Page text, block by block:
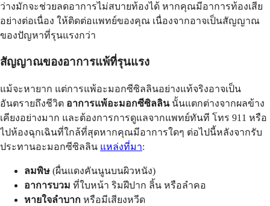
ว่างมักจะช่วยลดอาการไม่สบายท้องได้ หากคุณมีอาการท้องเสีย
อย่างต่อเนื่อง ให้ติดต่อแพทย์ของคุณ เนื่องจากอาจเป็นสัญญาณ
ของปัญหาที่รุนแรงกว่า
สัญญาณของอาการแพ้ที่รุนแรง
แม้จะหายาก แต่การแพ้อะมอกซีซิลลินอย่างแท้จริงอาจเป็น
อันตรายถึงชีวิต อาการแพ้อะมอกซีซิลลินนั้นแตกต่างจากผลข้าง
เคียงอย่างมาก และต้องการการดูแลจากแพทย์ทันที โทร 911 หรือ
ไปห้องฉุกเฉินที่ใกล้ที่สุดหากคุณมีอาการใดๆ ต่อไปนี้หลังจากรับ
ประทานอะมอกซีซิลลิน แหล่งที่มา:
ลมพิษ (ผื่นแดงคันนูนบนผิวหนัง)
อาการบวม ที่ใบหน้า ริมฝีปาก ลิ้น หรือลำคอ
หายใจลำบาก หรือมีเสียงหวีด